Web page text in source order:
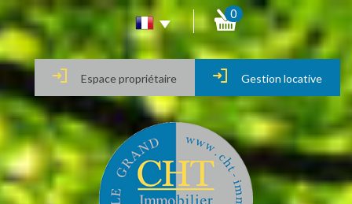
0
Gestion locative
Espace propriétaire